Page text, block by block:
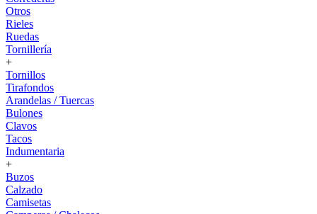
Otros
Rieles
Ruedas
Tornillería
+
Tornillos
Tirafondos
Arandelas / Tuercas
Bulones
Clavos
Tacos
Indumentaria
+
Buzos
Calzado
Camisetas